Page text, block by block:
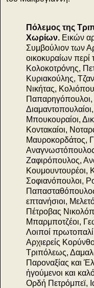
Πόλεμος της
Χωρίων. Εικών
Συμβούλιον των
οικοκυραίων
Κολοκοτρόνης,
Κυριακούλης,
Νικήτας,
Παπαρηγόπουλοι,
Μπουκουραίοι,
Κοντακαίοι,
Μαυροκορδάτος,
Ζαφιρόπουλος,
Κουμουντουρέοι,
Σοφιανόπουλοι,
επτανήσιοι,
Πέτροβας
Μπαρμποτζέοι,
Λοιποί
Αρχιερείς
Τριπόλεως,
Παροναξίας και
ἠγούμενοι και
Ορδή Πετρόμπεϊ,